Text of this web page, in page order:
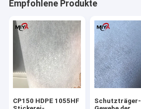
Empfohlene Produkte
CP150 HDPE 1055HF
Schutzträger-